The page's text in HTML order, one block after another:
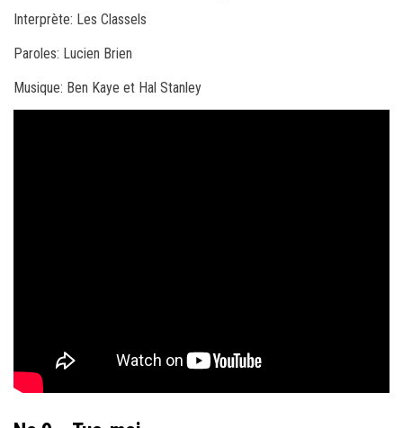
Interprète: Les Classels
Paroles: Lucien Brien
Musique: Ben Kaye et Hal Stanley